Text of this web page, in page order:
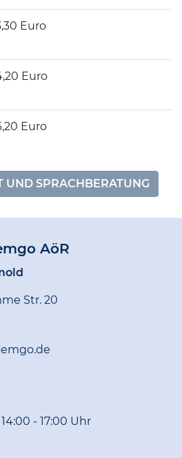
Euro
Euro
Euro
UND SPRACHBERATUNG
AöR
Str. 20
- 17:00 Uhr